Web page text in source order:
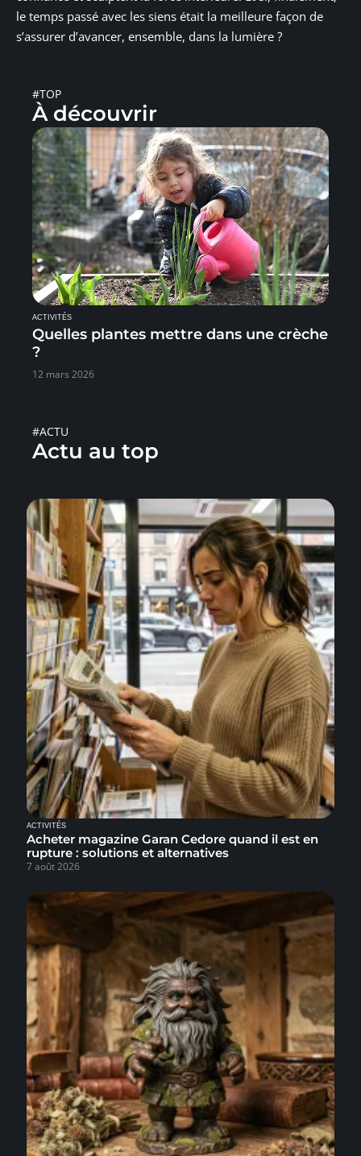
le temps passé avec les siens était la meilleure façon de
s’assurer d’avancer, ensemble, dans la lumière ?
#TOP
À découvrir
ACTIVITÉS
Quelles plantes mettre dans une crèche
?
12 mars 2026
#ACTU
Actu au top
ACTIVITÉS
Acheter magazine Garan Cedore quand il est en
rupture : solutions et alternatives
7 août 2026